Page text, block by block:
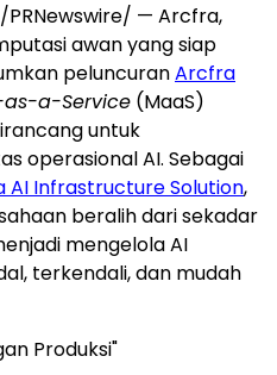
/PRNewswire/ — Arcfra,
awan yang siap
peluncuranArcfra
a-Service (MaaS)
untuk
operasional AI. Sebagai
AI Infrastructure Solution,
beralih dari sekadar
mengelola AI
terkendali, dan mudah
Produksi"